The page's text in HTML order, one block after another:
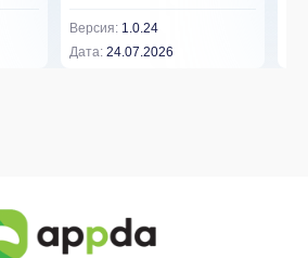
Версия: 1.0.24
Дата: 24.07.2026